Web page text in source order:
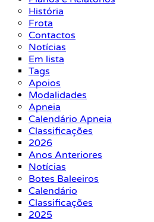
História
Frota
Contactos
Notícias
Em lista
Tags
Apoios
Modalidades
Apneia
Calendário Apneia
Classificações
2026
Anos Anteriores
Notícias
Botes Baleeiros
Calendário
Classificações
2025